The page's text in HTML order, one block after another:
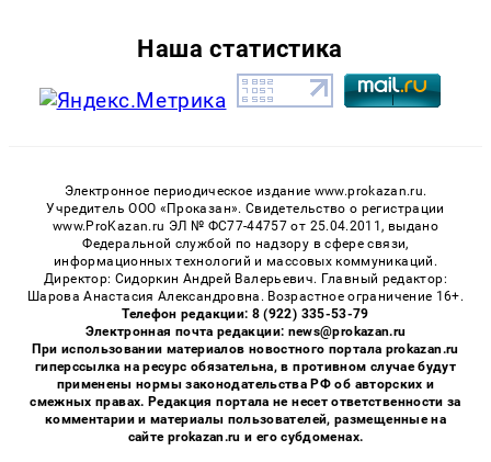
Наша статистика
Электронное периодическое издание www.prokazan.ru.
Учредитель ООО «Проказан». Cвидетельство о регистрации
www.ProKazan.ru ЭЛ № ФС77-44757 от 25.04.2011, выдано
Федеральной службой по надзору в сфере связи,
информационных технологий и массовых коммуникаций.
Директор: Сидоркин Андрей Валерьевич. Главный редактор:
Шарова Анастасия Александровна. Возрастное ограничение 16+.
Телефон редакции: 8 (922) 335-53-79
Электронная почта редакции: news@prokazan.ru
При использовании материалов новостного портала prokazan.ru
гиперссылка на ресурс обязательна, в противном случае будут
применены нормы законодательства РФ об авторских и
смежных правах. Редакция портала не несет ответственности за
комментарии и материалы пользователей, размещенные на
сайте prokazan.ru и его субдоменах.